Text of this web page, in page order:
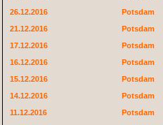
26.12.2016
Potsdam
21.12.2016
Potsdam
17.12.2016
Potsdam
16.12.2016
Potsdam
15.12.2016
Potsdam
14.12.2016
Potsdam
11.12.2016
Potsdam